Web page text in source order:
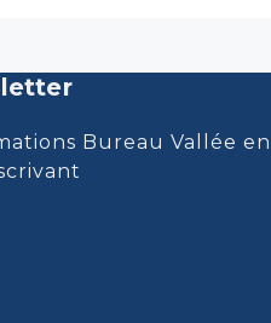
Bureau Vallée en